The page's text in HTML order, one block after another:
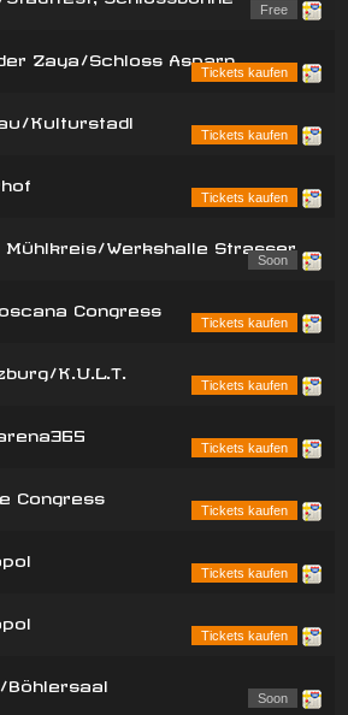
Free
Zaya/Schloss Asparn
Tickets kaufen
Kulturstadl
Tickets kaufen
Tickets kaufen
Mühlkreis/Werkshalle Strasser
Soon
Congress
Tickets kaufen
K.U.L.T.
Tickets kaufen
Tickets kaufen
Congress
Tickets kaufen
Tickets kaufen
Tickets kaufen
Böhlersaal
Soon